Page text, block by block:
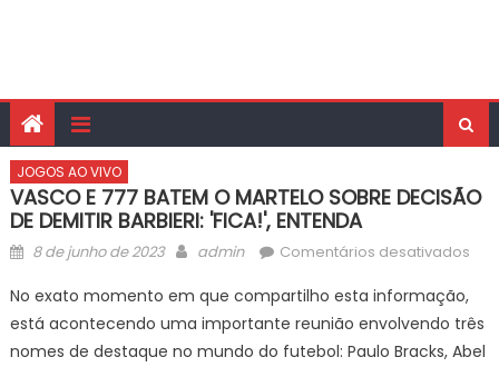
JOGOS AO VIVO
VASCO E 777 BATEM O MARTELO SOBRE DECISÃO
DE DEMITIR BARBIERI: 'FICA!', ENTENDA
Posted
8 de junho de 2023 Author
admin Comentários desativadosem
E
777
No exato momento em que compartilho esta informação,
está acontecendo uma importante reunião envolvendo três
nomes de destaque no mundo do futebol: Paulo Bracks, Abel